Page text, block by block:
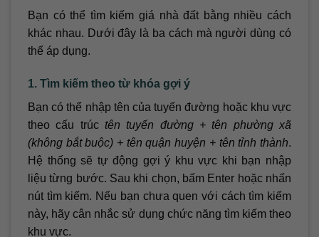
Bạn có thể tìm kiếm giá nhà đất bằng nhiều cách
khác nhau. Dưới đây là ba cách mà người dùng có
thể áp dụng.
1. Tìm kiếm theo từ khóa gợi ý
Bạn có thể nhập tên của tuyến đường hoặc khu vực
theo cấu trúc tên tuyến đường + tên phường xã
(không bắt buộc) + tên quận huyện + tên tỉnh thành.
Hệ thống sẽ tự động gợi ý khu vực khi bạn nhập
liệu từng bước. Sau khi chọn, bấm Enter hoặc nhấn
nút tìm kiếm. Nếu bạn chưa quen với cách tìm kiếm
này, hãy cân nhắc sử dụng chức năng tìm kiếm theo
khu vực.